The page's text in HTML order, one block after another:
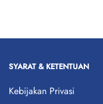
SYARAT & KETENTUAN
Kebijakan Privasi